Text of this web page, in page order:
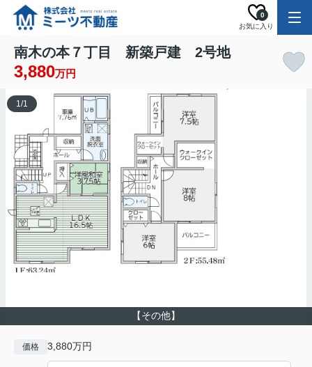
お気に入り
0
南木の本７丁目 新築戸建 2号地
3,880万円
【その他】
1/1
価格 3,880万円